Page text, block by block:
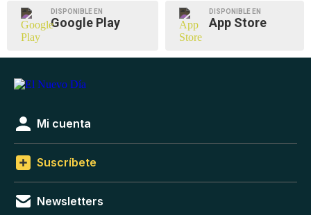
DISPONIBLE EN
Google Play
DISPONIBLE EN
App Store
Mi cuenta
Suscríbete
Newsletters